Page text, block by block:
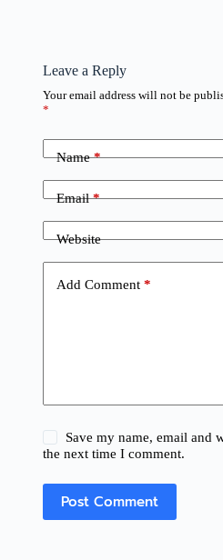
Leave a Reply
Your email address will not be
*
Name*
Email*
Website
Add Comment*
Save my name, email and
the next time I comment.
Post Comment